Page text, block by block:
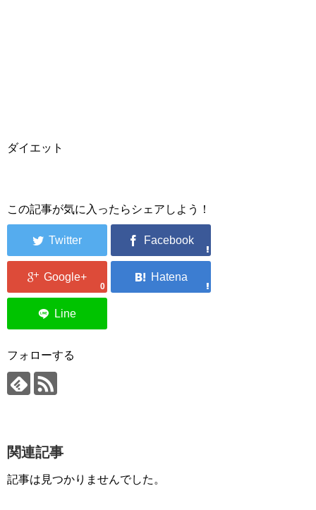
ダイエット
この記事が気に入ったらシェアしよう！
0
フォローする
関連記事
記事は見つかりませんでした。